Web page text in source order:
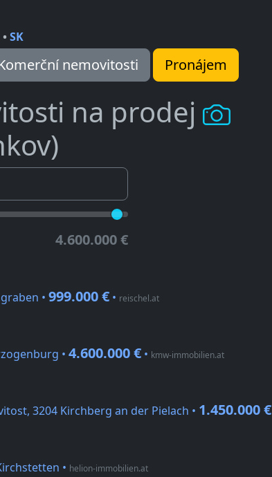
•SK
nemovitosti Pronájem
na prodej
4.600.000 €
• 999.000 € • reischel.at
• 4.600.000 € • kmw-immobilien.at
3204 Kirchberg an der Pielach • 1.450.000 €
• helion-immobilien.at